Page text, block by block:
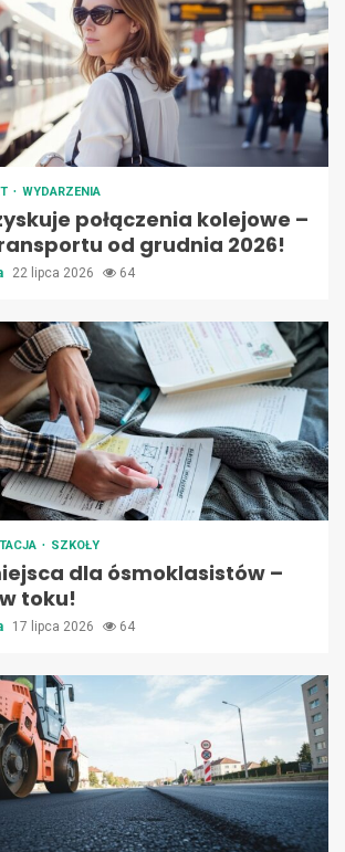
WYDARZENIA
połączenia kolejowe –
od grudnia 2026!
22 lipca 2026 64
SZKOŁY
dla ósmoklasistów –
toku!
17 lipca 2026 64